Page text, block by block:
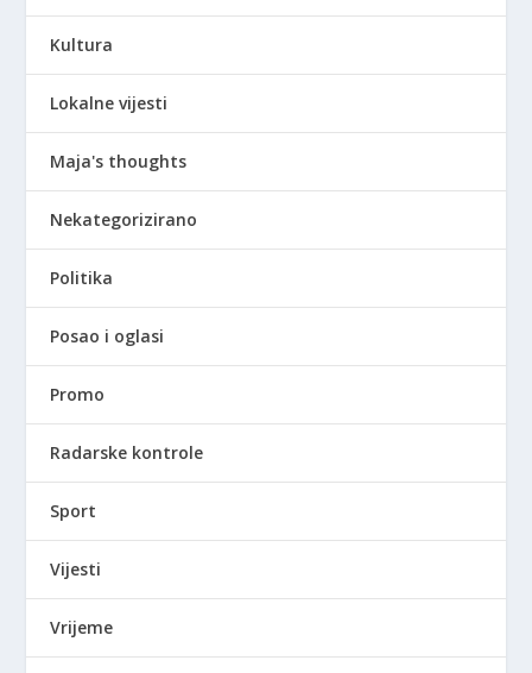
Kultura
Lokalne vijesti
Maja's thoughts
Nekategorizirano
Politika
Posao i oglasi
Promo
Radarske kontrole
Sport
Vijesti
Vrijeme